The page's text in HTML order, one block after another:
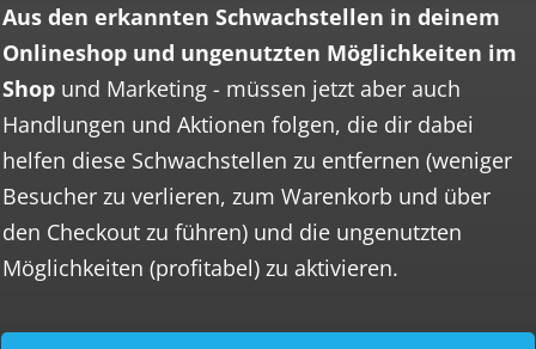
Aus den erkannten Schwachstellen in deinem
Onlineshop und ungenutzten Möglichkeiten im
Shop und Marketing - müssen jetzt aber auch
Handlungen und Aktionen folgen, die dir dabei
helfen diese Schwachstellen zu entfernen (weniger
Besucher zu verlieren, zum Warenkorb und über
den Checkout zu führen) und die ungenutzten
Möglichkeiten (profitabel) zu aktivieren.